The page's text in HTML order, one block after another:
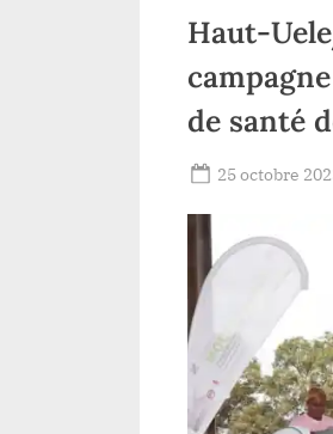
Haut-
de santé
Posted
25 octobre